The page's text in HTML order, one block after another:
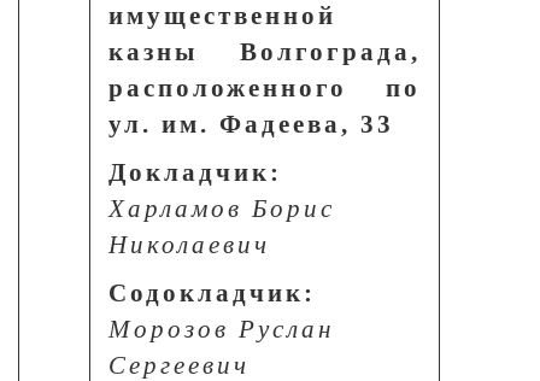
имущественной
казны Волгограда,
расположенного по
ул. им. Фадеева, 33
Докладчик:
Харламов Борис
Николаевич
Содокладчик:
Морозов Руслан
Сергеевич